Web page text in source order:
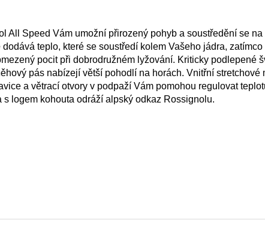
All Speed Vám umožní přirozený pohyb a soustředění se na
teplo, které se soustředí kolem Vašeho jádra, zatímco
pocit při dobrodružném lyžování. Kriticky podlepené
pás nabízejí větší pohodlí na horách. Vnitřní stretchové
a větrací otvory v podpaží Vám pomohou regulovat
s logem kohouta odráží alpský odkaz Rossignolu.